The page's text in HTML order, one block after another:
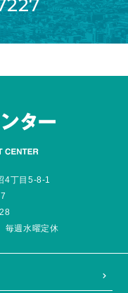
4丁目5-8-1
週水曜定休